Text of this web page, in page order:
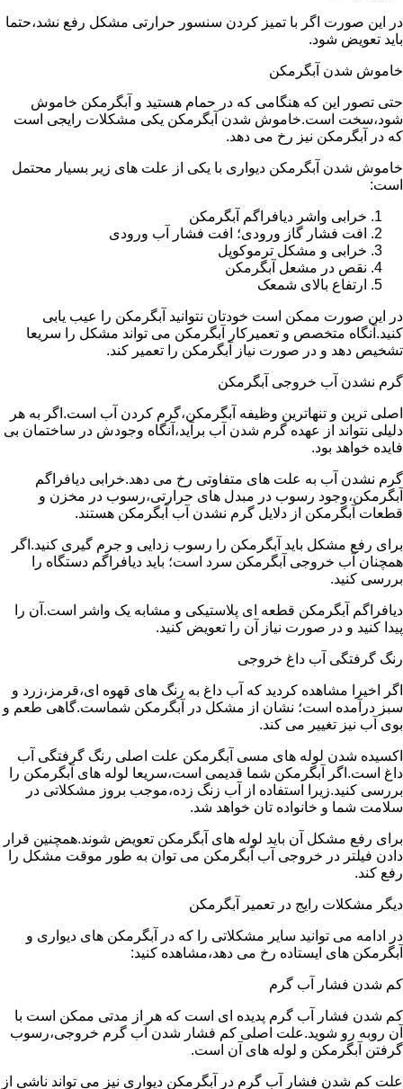
در این صورت اگر با تمیز کردن سنسور حرارتی مشکل رفع نشد،حتما
باید تعویض شود.
خاموش شدن آبگرمکن
حتی تصور این که هنگامی که در حمام هستید و آبگرمکن خاموش
شود،سخت است.خاموش شدن آبگرمکن یکی مشکلات رایجی است
که در آبگرمکن نیز رخ می دهد.
خاموش شدن آبگرمکن دیواری با یکی از علت های زیر بسیار محتمل
است:
خرابی واشر دیافراگم آبگرمکن
افت فشار گاز ورودی؛ افت فشار آب ورودی
خرابی و مشکل ترموکوپل
نقص در مشعل آبگرمکن
ارتفاع بالای شمعک
در این صورت ممکن است خودتان نتوانید آبگرمکن را عیب یابی
کنید.آنگاه متخصص و تعمیرکار آبگرمکن می تواند مشکل را سریعا
تشخیص دهد و در صورت نیاز آبگرمکن را تعمیر کند.
گرم نشدن آب خروجی آبگرمکن
اصلی ترین و تنهاترین وظیفه آبگرمکن،گرم کردن آب است.اگر به هر
دلیلی نتواند از عهده گرم شدن آب برآید،آنگاه وجودش در ساختمان بی
فایده خواهد بود.
گرم نشدن آب به علت های متفاوتی رخ می دهد.خرابی دیافراگم
آبگرمکن،وجود رسوب در مبدل های حرارتی،رسوب در مخزن و
قطعات آبگرمکن از دلایل گرم نشدن آب آبگرمکن هستند.
برای رفع مشکل باید آبگرمکن را رسوب زدایی و جرم گیری کنید.اگر
همچنان آب خروجی آبگرمکن سرد است؛ باید دیافراگم دستگاه را
بررسی کنید.
دیافراگم آبگرمکن قطعه ای پلاستیکی و مشابه یک واشر است.آن را
پیدا کنید و در صورت نیاز آن را تعویض کنید.
رنگ گرفتگی آب داغ خروجی
اگر اخیرا مشاهده کردید که آب داغ به رنگ های قهوه ای،قرمز،زرد و
سبز درآمده است؛ نشان از مشکل در آبگرمکن شماست.گاهی طعم و
بوی آب نیز تغییر می کند.
اکسیده شدن لوله های مسی آبگرمکن علت اصلی رنگ گرفتگی آب
داغ است.اگر آبگرمکن شما قدیمی است،سریعا لوله های آبگرمکن را
بررسی کنید.زیرا استفاده از آب زنگ زده،موجب بروز مشکلاتی در
سلامت شما و خانواده تان خواهد شد.
برای رفع مشکل آن باید لوله های آبگرمکن تعویض شوند.همچنین قرار
دادن فیلتر در خروجی آب آبگرمکن می توان به طور موقت مشکل را
رفع کند.
دیگر مشکلات رایج در تعمیر آبگرمکن
در ادامه می توانید سایر مشکلاتی را که در آبگرمکن های دیواری و
آبگرمکن های ایستاده رخ می دهد،مشاهده کنید:
کم شدن فشار آب گرم
کم شدن فشار آب گرم پدیده ای است که هر از مدتی ممکن است با
آن روبه رو شوید.علت اصلی کم فشار شدن آب گرم خروجی،رسوب
گرفتن آبگرمکن و لوله های آن است.
علت کم شدن فشار آب گرم در آبگرمکن دیواری نیز می تواند ناشی از